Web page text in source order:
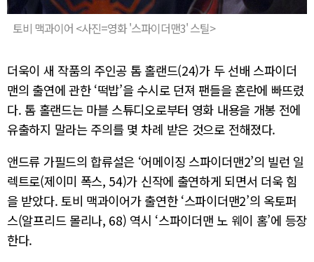
토비 맥과이어 <사진=영화 '스파이더맨3' 스틸>
더욱이 새 작품의 주인공 톰 홀랜드(24)가 두 선배 스파이더
맨의 출연에 관한 ‘떡밥’을 수시로 던져 팬들을 혼란에 빠뜨렸
다. 톰 홀랜드는 마블 스튜디오로부터 영화 내용을 개봉 전에
유출하지 말라는 주의를 몇 차례 받은 것으로 전해졌다.
앤드류 가필드의 합류설은 ‘어메이징 스파이더맨2’의 빌런 일
렉트로(제이미 폭스, 54)가 신작에 출연하게 되면서 더욱 힘
을 받았다. 토비 맥과이어가 출연한 ‘스파이더맨2’의 옥토퍼
스(알프리드 몰리나, 68) 역시 ‘스파이더맨 노 웨이 홈’에 등장
한다.